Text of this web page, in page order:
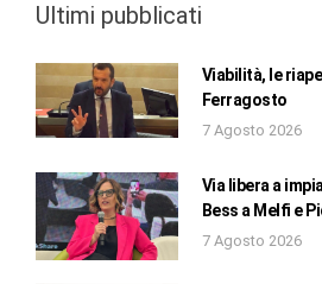
Ultimi pubblicati
Viabilità, le
Ferragosto
7 Agosto 2026
Via libera a
Bess a Melfi e
7 Agosto 2026